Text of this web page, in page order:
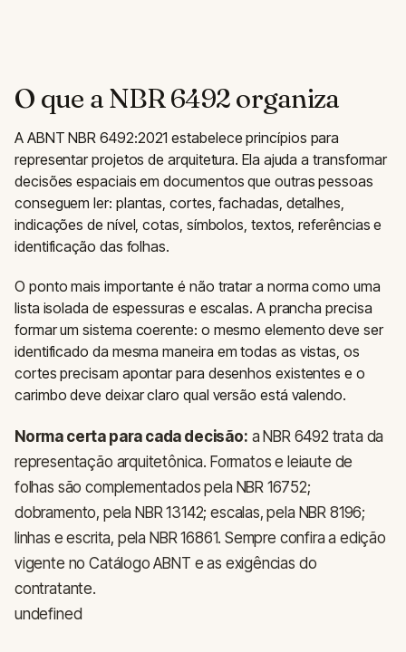
O que a NBR 6492 organiza
A ABNT NBR 6492:2021 estabelece princípios para
representar projetos de arquitetura. Ela ajuda a transformar
decisões espaciais em documentos que outras pessoas
conseguem ler: plantas, cortes, fachadas, detalhes,
indicações de nível, cotas, símbolos, textos, referências e
identificação das folhas.
O ponto mais importante é não tratar a norma como uma
lista isolada de espessuras e escalas. A prancha precisa
formar um sistema coerente: o mesmo elemento deve ser
identificado da mesma maneira em todas as vistas, os
cortes precisam apontar para desenhos existentes e o
carimbo deve deixar claro qual versão está valendo.
Norma certa para cada decisão: a NBR 6492 trata da
representação arquitetônica. Formatos e leiaute de
folhas são complementados pela NBR 16752;
dobramento, pela NBR 13142; escalas, pela NBR 8196;
linhas e escrita, pela NBR 16861. Sempre confira a edição
vigente no Catálogo ABNT e as exigências do
contratante.
undefined